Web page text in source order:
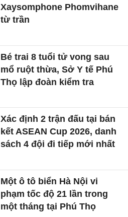
Xaysomphone Phomvihane
từ trần
Bé trai 8 tuổi tử vong sau
mổ ruột thừa, Sở Y tế Phú
Thọ lập đoàn kiểm tra
Xác định 2 trận đấu tại bán
kết ASEAN Cup 2026, danh
sách 4 đội đi tiếp mới nhất
Một ô tô biển Hà Nội vi
phạm tốc độ 21 lần trong
một tháng tại Phú Thọ